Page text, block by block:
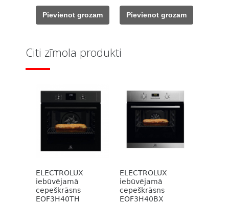
was:
763,00 €.
559,00 €.
Pievienot grozam
was:
692,00 €.
570,00 €.
Pievienot grozam
Citi zīmola produkti
ELECTROLUX
iebūvējamā
cepeškrāsns
EOF3H40TH
ELECTROLUX
iebūvējamā
cepeškrāsns
EOF3H40BX